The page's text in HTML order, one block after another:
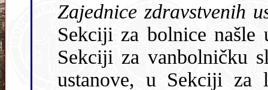
Zajednice zdravstvenih
Sekciji za bolnice našle
Sekciji za vanbolničku
ustanove, u Sekciji za ljekarničku službu sve ljekarne i u